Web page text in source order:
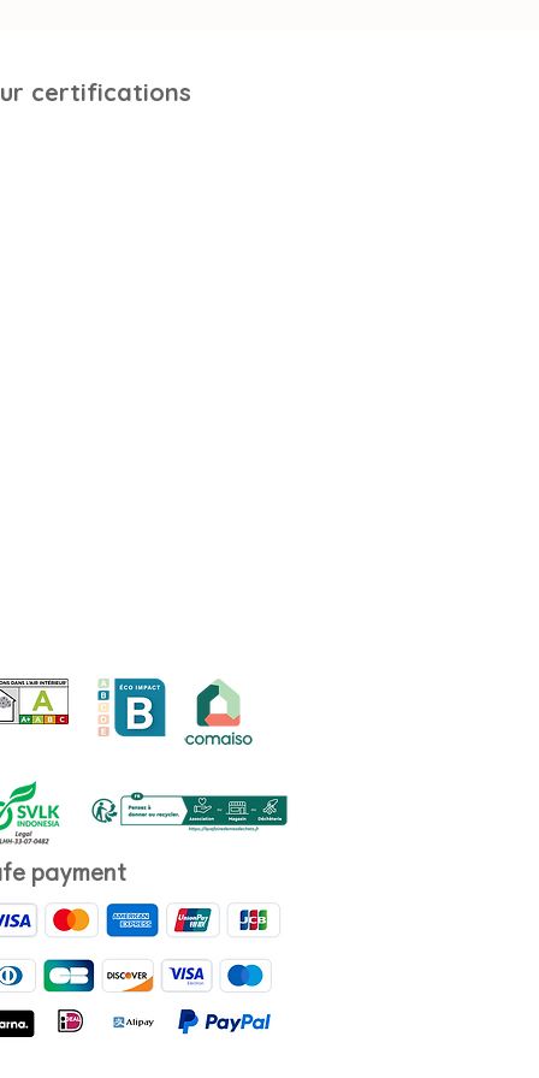
certifications
payment